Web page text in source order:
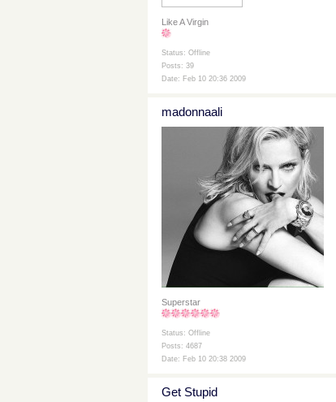
Like A Virgin
Status: Offline
Posts: 39
Date: Feb 10 20:36 2009
madonnaali
Superstar
Status: Offline
Posts: 4687
Date: Feb 10 20:38 2009
Get Stupid